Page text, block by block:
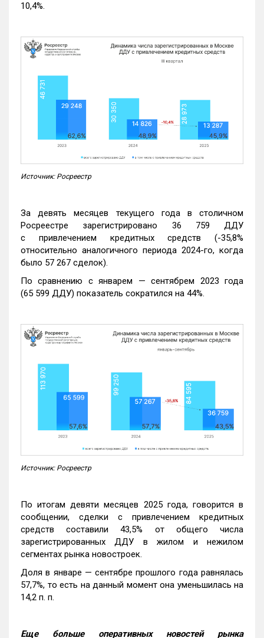
10,4%.
Источник: Росреестр
За девять месяцев текущего года в столичном
Росреестре зарегистрировано 36 759 ДДУ
с привлечением кредитных средств (-35,8%
относительно аналогичного периода 2024-го, когда
было 57 267 сделок).
По сравнению с январем — сентябрем 2023 года
(65 599 ДДУ) показатель сократился на 44%.
Источник: Росреестр
По итогам девяти месяцев 2025 года, говорится в
сообщении, сделки с привлечением кредитных
средств составили 43,5% от общего числа
зарегистрированных ДДУ в жилом и нежилом
сегментах рынка новостроек.
Доля в январе — сентябре прошлого года равнялась
57,7%, то есть на данный момент она уменьшилась на
14,2 п. п.
Еще больше оперативных новостей рынка